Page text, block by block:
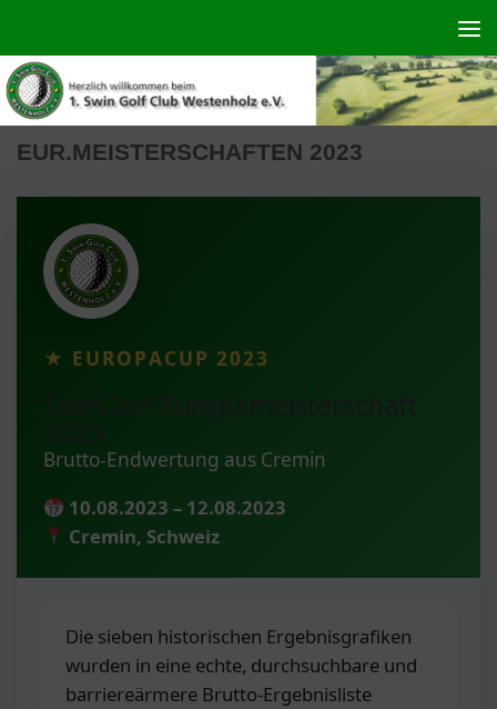
EUR.MEISTERSCHAFTEN 2023
★ EUROPACUP 2023
Brutto-Endwertung aus Cremin
10.08.2023 – 12.08.2023
Cremin, Schweiz
Die sieben historischen Ergebnisgrafiken
wurden in eine echte, durchsuchbare und
barriereärmere Brutto-Ergebnisliste